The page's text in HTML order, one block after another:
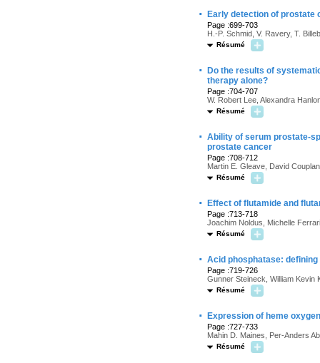
· Early detection of prostate
Page :699-703
H.-P. Schmid, V. Ravery, T.
Résumé
·
Do the results of
therapy alone?
Page :704-707
W. Robert Lee, Alexandra
Résumé
· Ability of serum prostate-
prostate cancer
Page :708-712
Martin E. Gleave, David
Résumé
· Effect of flutamide and
Page :713-718
Joachim Noldus, Michelle
Résumé
· Acid phosphatase:
Page :719-726
Gunner Steineck, William Kevin
Résumé
· Expression of heme
Page :727-733
Mahin D. Maines, Per-Anders
Résumé